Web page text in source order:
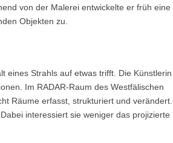
von der Malerei entwickelte er früh eine
Objekten zu.
eines Strahls auf etwas trifft. Die
Im RADAR-Raum des Westfälischen
Räume erfasst, strukturiert und verändert.
interessiert sie weniger das projizierte